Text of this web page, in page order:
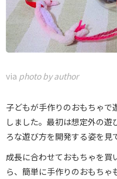
via photo by author
子どもが手作りのおもちゃで
しました。最初は想定外の
ろな遊び方を開発する姿を見
成長に合わせておもちゃを買
ら、簡単に手作りのおもち